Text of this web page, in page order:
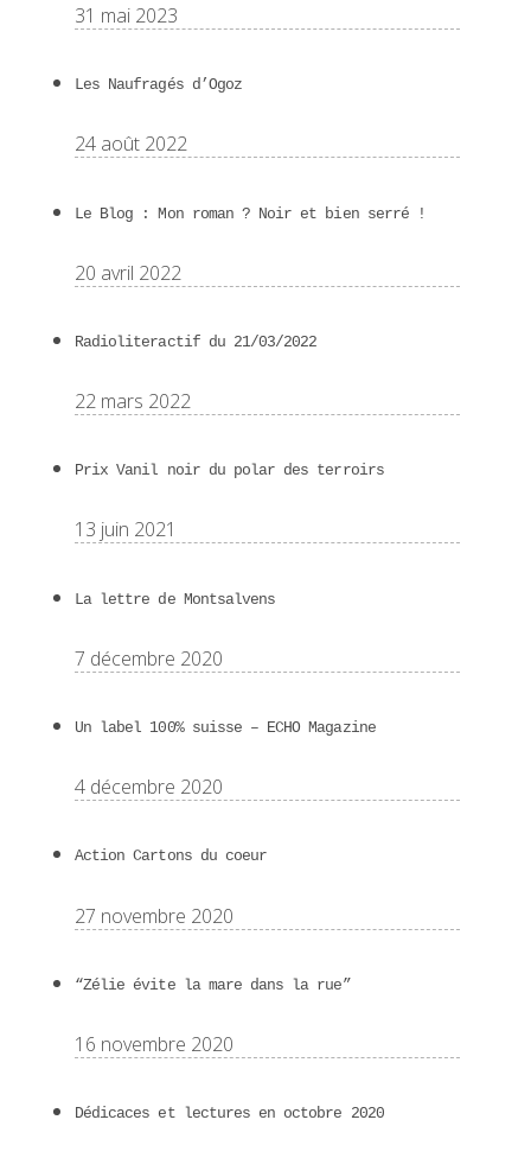
31 mai 2023
Les Naufragés d’Ogoz
24 août 2022
Le Blog : Mon roman ? Noir et bien serré !
20 avril 2022
Radioliteractif du 21/03/2022
22 mars 2022
Prix Vanil noir du polar des terroirs
13 juin 2021
La lettre de Montsalvens
7 décembre 2020
Un label 100% suisse – ECHO Magazine
4 décembre 2020
Action Cartons du coeur
27 novembre 2020
“Zélie évite la mare dans la rue”
16 novembre 2020
Dédicaces et lectures en octobre 2020